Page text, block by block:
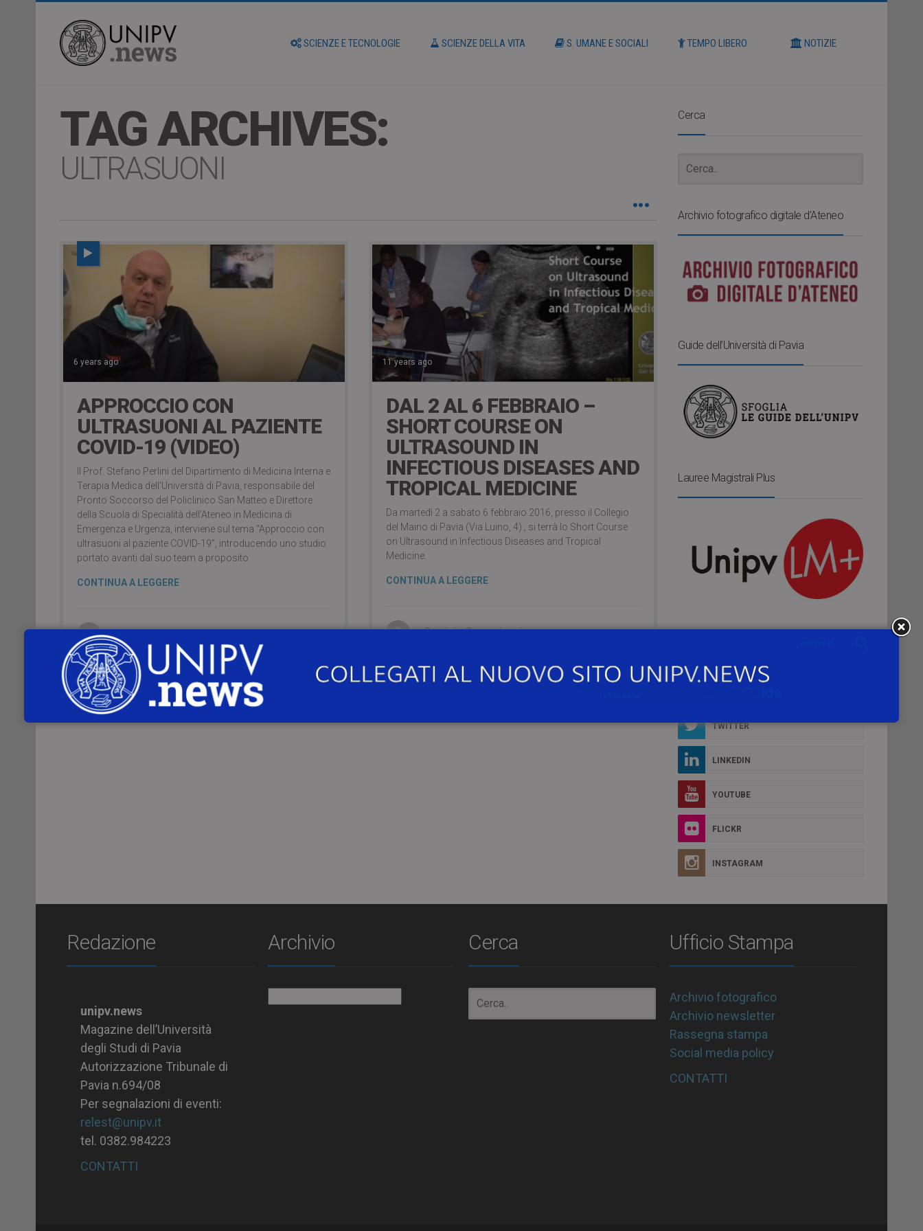
SCIENZE E TECNOLOGIE SCIENZE DELLA VITA S. UMANE E SOCIALI TEMPO LIBERO NOTIZIE
TAG ARCHIVES:
ULTRASUONI
6 years ago
APPROCCIO CON
ULTRASUONI AL PAZIENTE
COVID-19 (VIDEO)
Il Prof. Stefano Perlini del Dipartimento di Medicina Interna e
Terapia Medica dell’Università di Pavia, responsabile del
Pronto Soccorso del Policlinico San Matteo e Direttore
della Scuola di Specialità dell’Ateneo in Medicina di
Emergenza e Urgenza, interviene sul tema “Approccio con
ultrasuoni al paziente COVID-19”, introducendo uno studio
portato avanti dal suo team a proposito
CONTINUA A LEGGERE
Servizio Comunicazione
11 years ago
DAL 2 AL 6 FEBBRAIO –
SHORT COURSE ON
ULTRASOUND IN
INFECTIOUS DISEASES AND
TROPICAL MEDICINE
Da martedì 2 a sabato 6 febbraio 2016, presso il Collegio
del Maino di Pavia (Via Luino, 4) , si terrà lo Short Course
on Ultrasound in Infectious Diseases and Tropical
Medicine.
CONTINUA A LEGGERE
Servizio Comunicazione
Cerca
Archivio fotografico digitale d’Ateneo
Guide dell’Università di Pavia
Lauree Magistrali Plus
TWITTER
LINKEDIN
YOUTUBE
FLICKR
INSTAGRAM
Redazione
unipv.news
Magazine dell’Università
degli Studi di Pavia
Autorizzazione Tribunale di
Pavia n.694/08
Per segnalazioni di eventi:
relest@unipv.it
tel. 0382.984223
CONTATTI
Archivio Cerca Ufficio Stampa
Archivio fotografico
Archivio newsletter
Rassegna stampa
Social media policy
CONTATTI